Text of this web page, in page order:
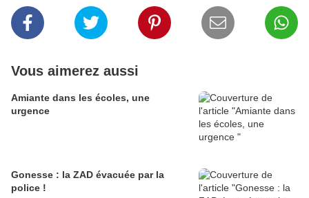
Vous aimerez aussi
Amiante dans les écoles, une
urgence
Gonesse : la ZAD évacuée par la
police !